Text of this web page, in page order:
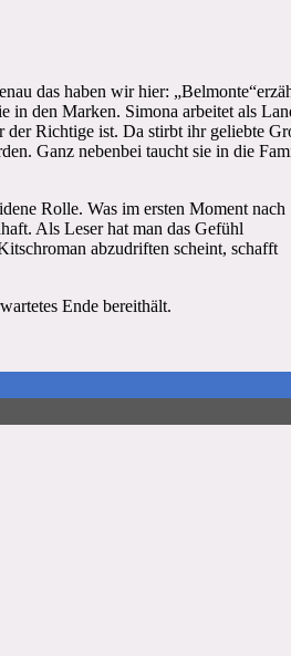
das haben wir hier:
den Marken. Simona arbeitet als
Richtige ist. Da stirbt ihr geliebte
Ganz nebenbei taucht sie in die
Rolle. Was im ersten Moment nach
Als Leser hat man das Gefühl
abzudriften scheint, schafft
Ende bereithält.